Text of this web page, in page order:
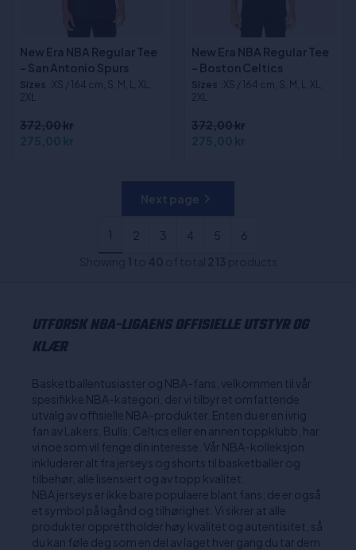
New Era NBA Regular Tee
- San Antonio Spurs
Sizes :XS / 164 cm, S, M, L, XL,
2XL
372,00 kr
275,00 kr
New Era NBA Regular Tee
- Boston Celtics
Sizes :XS / 164 cm, S, M, L, XL,
2XL
372,00 kr
275,00 kr
1 2 3 4 5
6
UTFORSK NBA-LIGAENS OFFISIELLE UTSTYR OG
KLÆR
Basketballentusiaster og NBA-fans, velkommen til vår
spesifikke NBA-kategori, der vi tilbyr et omfattende
utvalg av offisielle NBA-produkter. Enten du er en ivrig
fan av Lakers, Bulls, Celtics eller en annen toppklubb, har
vi noe som vil fenge din interesse. Vår NBA-kolleksjon
inkluderer alt fra jerseys og shorts til basketballer og
tilbehør, alle lisensiert og av topp kvalitet.
NBA jerseys er ikke bare populaere blant fans; de er også
et symbol på lagånd og tilhørighet. Vi sikrer at alle
produkter opprettholder høy kvalitet og autentisitet, så
du kan føle deg som en del av laget hver gang du tar dem